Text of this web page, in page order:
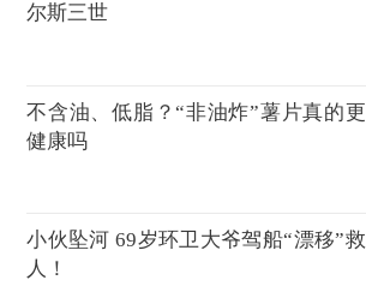
尔斯三世
不含油、低脂？“非油炸”薯片真的更
健康吗
小伙坠河 69岁环卫大爷驾船“漂移”救
人！